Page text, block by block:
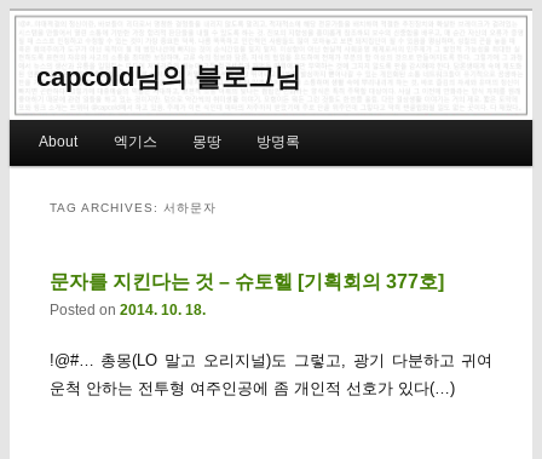
capcold님의 블로그님
Skip to primary content
Skip to secondary content
About 엑기스 몽땅 방명록
TAG ARCHIVES: 서하문자
문자를 지킨다는 것 – 슈토헬 [기획회의 377호]
Posted on 2014. 10. 18.
!@#… 총몽(LO 말고 오리지널)도 그렇고, 광기 다분하고 귀여
운척 안하는 전투형 여주인공에 좀 개인적 선호가 있다(…)